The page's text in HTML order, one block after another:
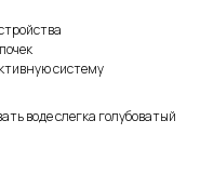
систему
воде слегка голубоватый